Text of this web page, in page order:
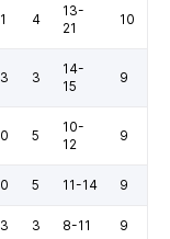
1 4
13-
21
10
3 3
14-
15
9
0 5
10-
12
9
0 5 11-14 9
3 3 8-11 9